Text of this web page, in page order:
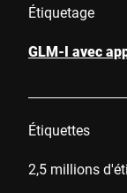
Étiquetage
GLM-I avec
Étiquettes
2,5 millions